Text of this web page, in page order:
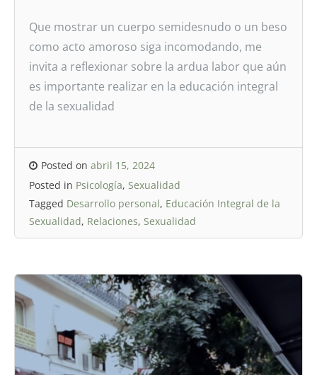
Que mostrar un cuerpo semidesnudo o un beso
como acto amoroso siga incomodando, me
invita a reflexionar sobre la ardua labor que aún
es importante realizar en la educación integral
de la sexualidad
Posted on abril 15, 2024
Posted in Psicología, Sexualidad
Tagged Desarrollo personal, Educación Integral de la
Sexualidad, Relaciones, Sexualidad